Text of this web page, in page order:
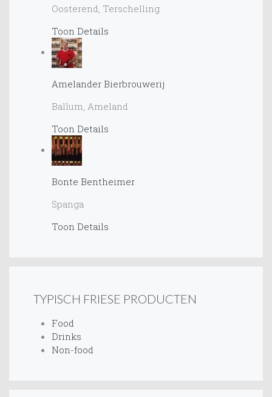
Oosterend, Terschelling
Toon Details
Amelander Bierbrouwerij
Ballum, Ameland
Toon Details
Bonte Bentheimer
Spanga
Toon Details
TYPISCH FRIESE PRODUCTEN
Food
Drinks
Non-food